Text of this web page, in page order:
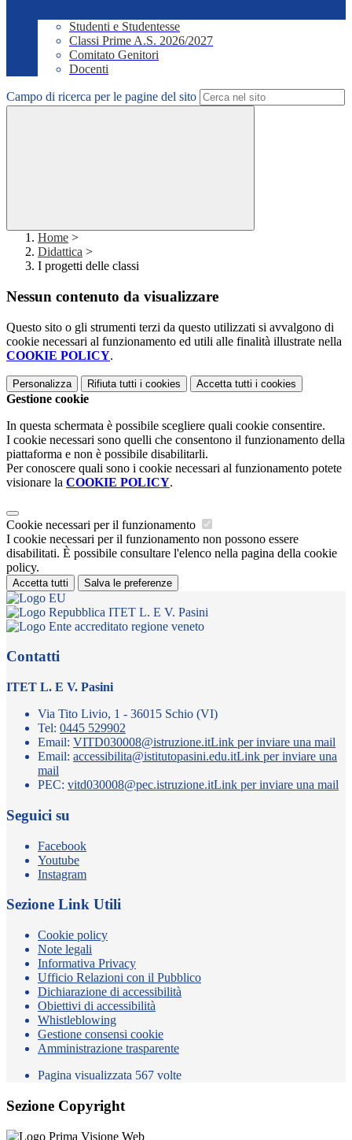
Studenti e Studentesse
Classi Prime A.S. 2026/2027
Comitato Genitori
Docenti
Campo di ricerca per le pagine del sito
Home >
Didattica >
I progetti delle classi
Nessun contenuto da visualizzare
Questo sito o gli strumenti terzi da questo utilizzati si avvalgono di
cookie necessari al funzionamento ed utili alle finalità illustrate nella
COOKIE POLICY.
Personalizza Rifiuta tutti i cookies Accetta tutti i cookies
Gestione cookie
In questa schermata è possibile scegliere quali cookie consentire.
I cookie necessari sono quelli che consentono il funzionamento della
piattaforma e non è possibile disabilitarli.
Per conoscere quali sono i cookie necessari al funzionamento potete
visionare la COOKIE POLICY.
Cookie necessari per il funzionamento
I cookie necessari per il funzionamento non possono essere
disabilitati. È possibile consultare l'elenco nella pagina della cookie
policy.
Accetta tutti Salva le preferenze
ITET L. E V. Pasini
Contatti
ITET L. E V. Pasini
Via Tito Livio, 1 - 36015 Schio (VI)
Tel: 0445 529902
Email: VITD030008@istruzione.itLink per inviare una mail
Email: accessibilita@istitutopasini.edu.itLink per inviare una
mail
PEC: vitd030008@pec.istruzione.itLink per inviare una mail
Seguici su
Facebook
Youtube
Instagram
Sezione Link Utili
Cookie policy
Note legali
Informativa Privacy
Ufficio Relazioni con il Pubblico
Dichiarazione di accessibilità
Obiettivi di accessibilità
Whistleblowing
Gestione consensi cookie
Amministrazione trasparente
Pagina visualizzata 567 volte
Sezione Copyright